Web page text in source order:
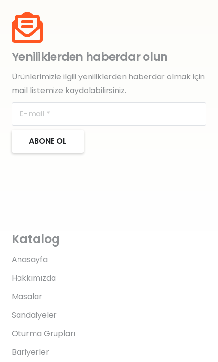
Yeniliklerden haberdar olun
Ürünlerimizle ilgili yeniliklerden haberdar olmak için
mail listemize kaydolabilirsiniz.
ABONE OL
Katalog
Anasayfa
Hakkımızda
Masalar
Sandalyeler
Oturma Grupları
Bariyerler